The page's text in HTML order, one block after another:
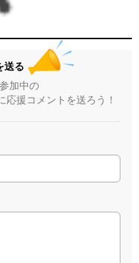
送る
加中の
援コメントを送ろう！